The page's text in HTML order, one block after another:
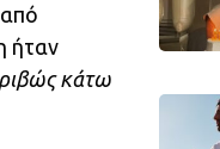
ήταν
κάτω